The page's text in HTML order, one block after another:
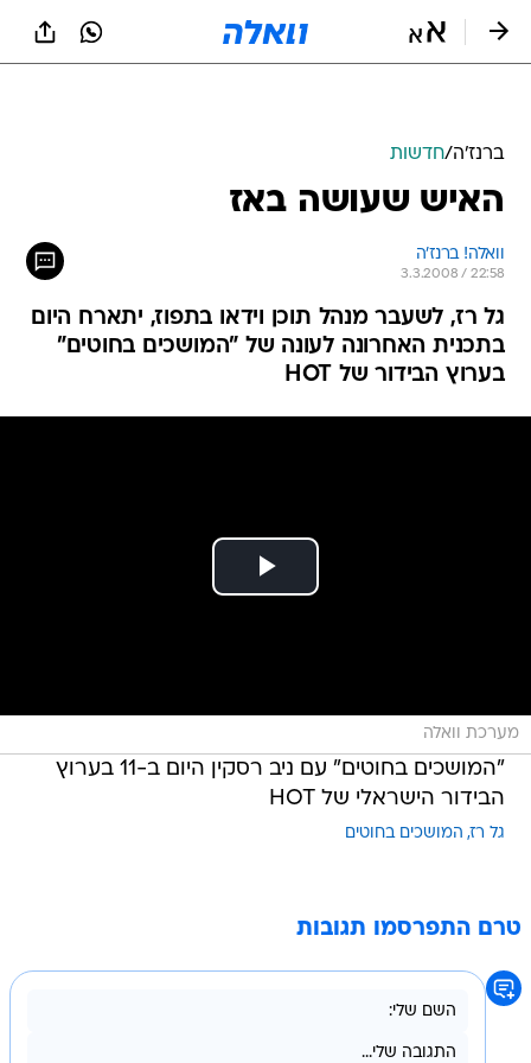
ברנז'ה/חדשות
האיש שעושה באז
וואלה! ברנז'ה
3.3.2008 / 22:58
גל רז, לשעבר מנהל תוכן וידאו בתפוז, יתארח היום
בתכנית האחרונה לעונה של "המושכים בחוטים"
בערוץ הבידור של HOT
מערכת וואלה
"המושכים בחוטים" עם ניב רסקין היום ב-11 בערוץ
הבידור הישראלי של HOT
גל רז המושכים בחוטים
טרם התפרסמו תגובות